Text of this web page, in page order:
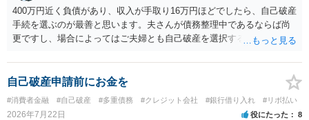
400万円近く負債があり、収入が手取り16万円ほどでしたら、自己破産
手続を選ぶのが最善と思います。夫さんが債務整理中であるならば尚
更ですし、場合によってはご夫婦とも自己破産を選択する方法もある
自己破産申請前にお金を
#消費者金融 #自己破産 #多重債務 #クレジット会社 #銀行借り入れ #リボ払い
2026年7月22日 役にたった 8